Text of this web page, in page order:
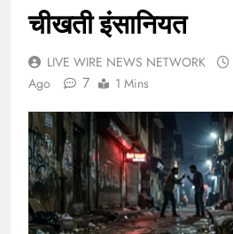
चीखती इंसानियत
LIVE WIRE NEWS NETWORK
Ago
7 1 Mins